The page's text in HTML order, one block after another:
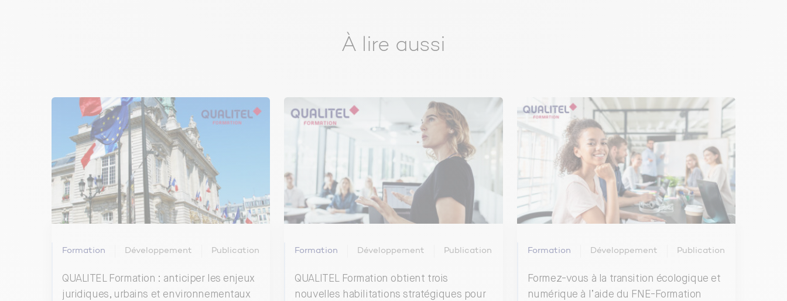
À lire aussi
Formation Développement Publication
QUALITEL Formation : anticiper les enjeux
juridiques, urbains et environnementaux
Formation Développement Publication
QUALITEL Formation obtient trois
nouvelles habilitations stratégiques pour
Formation Développement Publication
Formez-vous à la transition écologique et
numérique à l’aide du FNE-Formation